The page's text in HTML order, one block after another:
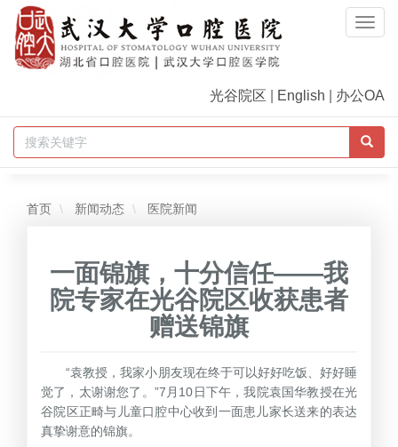
光谷院区 English 办公OA
首页 新闻动态 医院新闻
一面锦旗，十分信任——我
院专家在光谷院区收获患者
赠送锦旗
“袁教授，我家小朋友现在终于可以好好吃饭、好好睡
觉了，太谢谢您了。”7月10日下午，我院袁国华教授在光
谷院区正畸与儿童口腔中心收到一面患儿家长送来的表达
真挚谢意的锦旗。